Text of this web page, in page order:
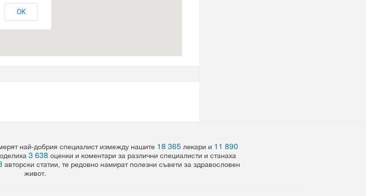
OK
най-добрия специалист измежду нашите 18 365 лекари и 11 890
3 638 оценки и коментари за различни специалисти и станаха
авторски статии, те редовно намират полезни съвети за здравословен
живот.